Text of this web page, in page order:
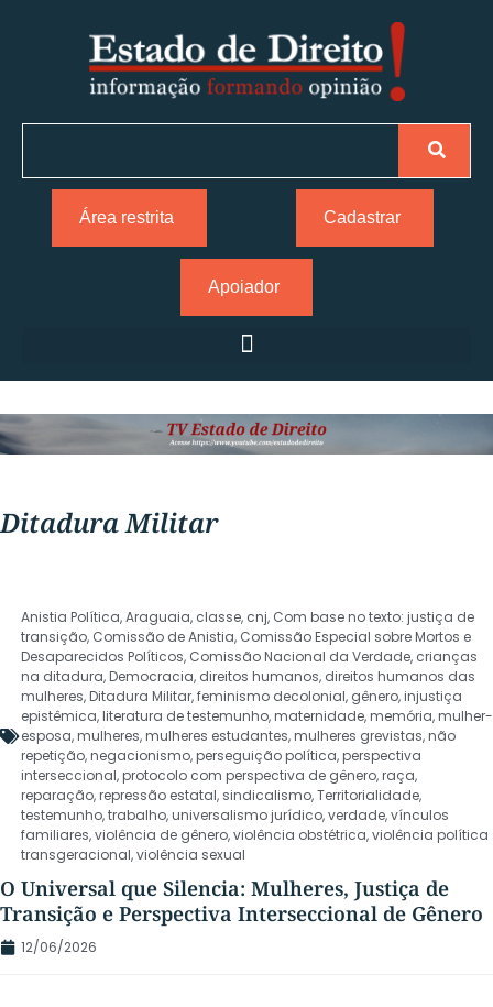
Área restrita Cadastrar
Apoiador
Ditadura Militar
Anistia Política,Araguaia, classe, cnj, Com base no texto: justiça de
transição, Comissão de Anistia, Comissão Especial sobre Mortos e
Desaparecidos Políticos, Comissão Nacional da Verdade, crianças
na ditadura,Democracia, direitos humanos, direitos humanos das
mulheres,Ditadura Militar,feminismo decolonial, gênero,injustiça
epistêmica,literatura de testemunho,maternidade,memória,mulher-
esposa,mulheres,mulheres estudantes,mulheres grevistas,não
repetição,negacionismo,perseguição política,perspectiva
interseccional,protocolo com perspectiva de gênero,raça,
reparação,repressão estatal, sindicalismo,Territorialidade,
testemunho,trabalho,universalismo jurídico,verdade,vínculos
familiares,violência de gênero,violência obstétrica,violência política
transgeracional,violência sexual
O Universal que Silencia: Mulheres, Justiça de
Transição e Perspectiva Interseccional de Gênero
12/06/2026